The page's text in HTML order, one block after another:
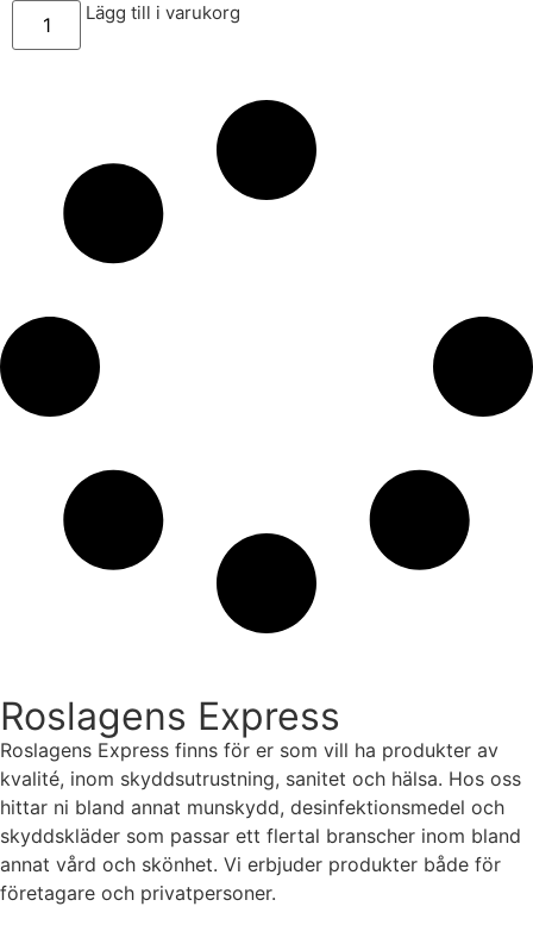
Lägg till i varukorg
Roslagens Express
Roslagens Express finns för er som vill ha produkter av
kvalité, inom skyddsutrustning, sanitet och hälsa. Hos oss
hittar ni bland annat munskydd, desinfektionsmedel och
skyddskläder som passar ett flertal branscher inom bland
annat vård och skönhet. Vi erbjuder produkter både för
företagare och privatpersoner.